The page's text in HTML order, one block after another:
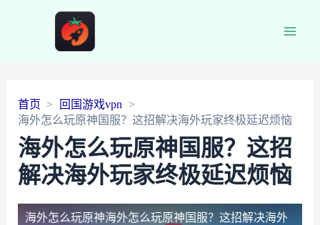
首页
回国游戏vpn
海外怎么玩原神国服？这招解决海外玩家终极延迟烦恼
海外怎么玩原神国服？这招
解决海外玩家终极延迟烦恼
海外怎么玩原神海外怎么玩原神国服？这招解决海外